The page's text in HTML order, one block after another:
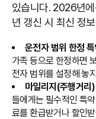
있습니다. 2026년
년 갱신 시 최신 정
운전자 범위 한정
가족 등으로 한정하면
전자 범위를 설정해 놓
마일리지(주행거리
들에게는 필수적인 특
료를 환급받거나 할인